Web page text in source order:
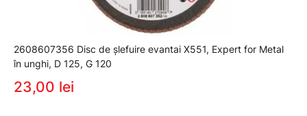
2608607356 Disc de şlefuire evantai X551, Expert for Metal
în unghi, D 125, G 120
23,00 lei